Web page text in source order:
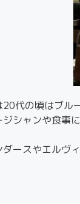
代の頃はブル
シャンや食事
ースやエルヴ